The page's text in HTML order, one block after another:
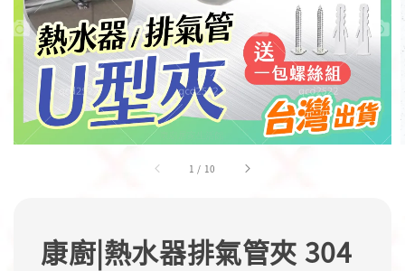
1 / 10
康廚|熱水器排氣管夾 304